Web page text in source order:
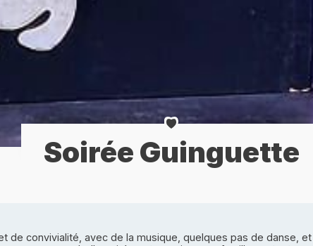
Soirée Guinguette
de convivialité, avec de la musique, quelques pas de danse, et